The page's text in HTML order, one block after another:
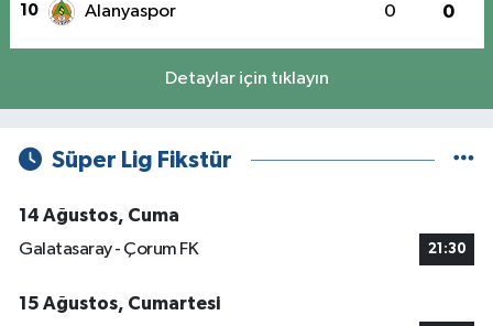
10 Alanyaspor 0 0
Detaylar için tıklayın
Süper Lig Fikstür
14 Ağustos, Cuma
Galatasaray - Çorum FK
21:30
15 Ağustos, Cumartesi